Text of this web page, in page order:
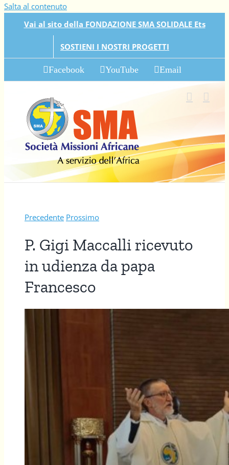
Salta al contenuto
Vai al sito della FONDAZIONE SMA SOLIDALE Ets
SOSTIENI I NOSTRI PROGETTI
Facebook YouTube Email
Precedente Prossimo
P. Gigi Maccalli ricevuto
in udienza da papa
Francesco